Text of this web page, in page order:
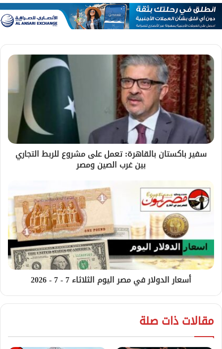
سفير باكستان بالقاهرة: تعمل على مشروع للربط التجاري
بين غرب الصين ومصر
أسعار الدولار في مصر اليوم الثلاثاء 7 - 7 - 2026
مقالات ذات صلة